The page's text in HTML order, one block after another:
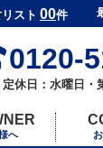
スト 00件
0120-
休日：水曜日・
へ